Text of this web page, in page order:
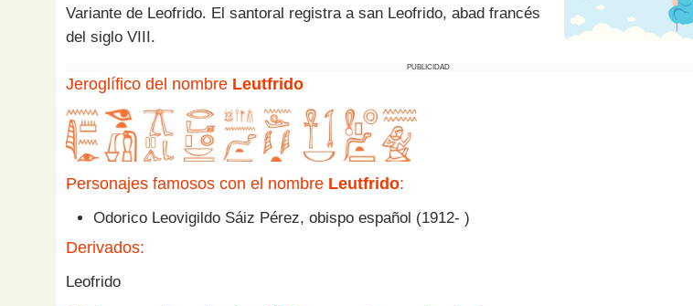
Variante de Leofrido. El santoral registra a san Leofrido, abad francés
del siglo VIII.
PUBLICIDAD
Jeroglífico del nombre Leutfrido
Personajes famosos con el nombre Leutfrido:
Odorico Leovigildo Sáiz Pérez, obispo español (1912- )
Derivados:
Leofrido